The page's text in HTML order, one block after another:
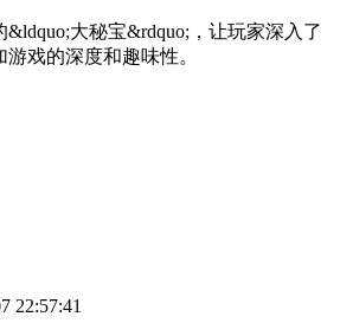
大秘宝&rdquo;，让玩家深入了
戏的深度和趣味性。
22:57:41